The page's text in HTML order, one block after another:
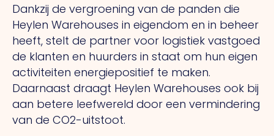
Dankzij de vergroening van de panden die
Heylen Warehouses in eigendom en in beheer
heeft, stelt de partner voor logistiek vastgoed
de klanten en huurders in staat om hun eigen
activiteiten energiepositief te maken.
Daarnaast draagt Heylen Warehouses ook bij
aan betere leefwereld door een vermindering
van de CO2-uitstoot.